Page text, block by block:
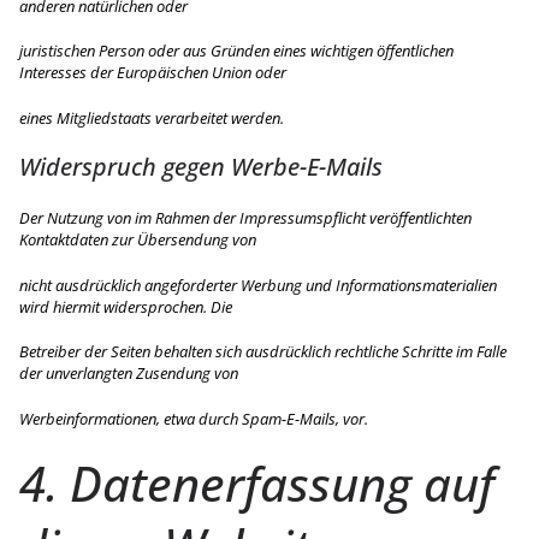
anderen natürlichen oder
juristischen Person oder aus Gründen eines wichtigen öffentlichen
Interesses der Europäischen Union oder
eines Mitgliedstaats verarbeitet werden.
Widerspruch gegen Werbe-E-Mails
Der Nutzung von im Rahmen der Impressumspflicht veröffentlichten
Kontaktdaten zur Übersendung von
nicht ausdrücklich angeforderter Werbung und Informationsmaterialien
wird hiermit widersprochen. Die
Betreiber der Seiten behalten sich ausdrücklich rechtliche Schritte im Falle
der unverlangten Zusendung von
Werbeinformationen, etwa durch Spam-E-Mails, vor.
4. Datenerfassung auf